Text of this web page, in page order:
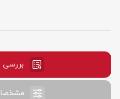
بررسی